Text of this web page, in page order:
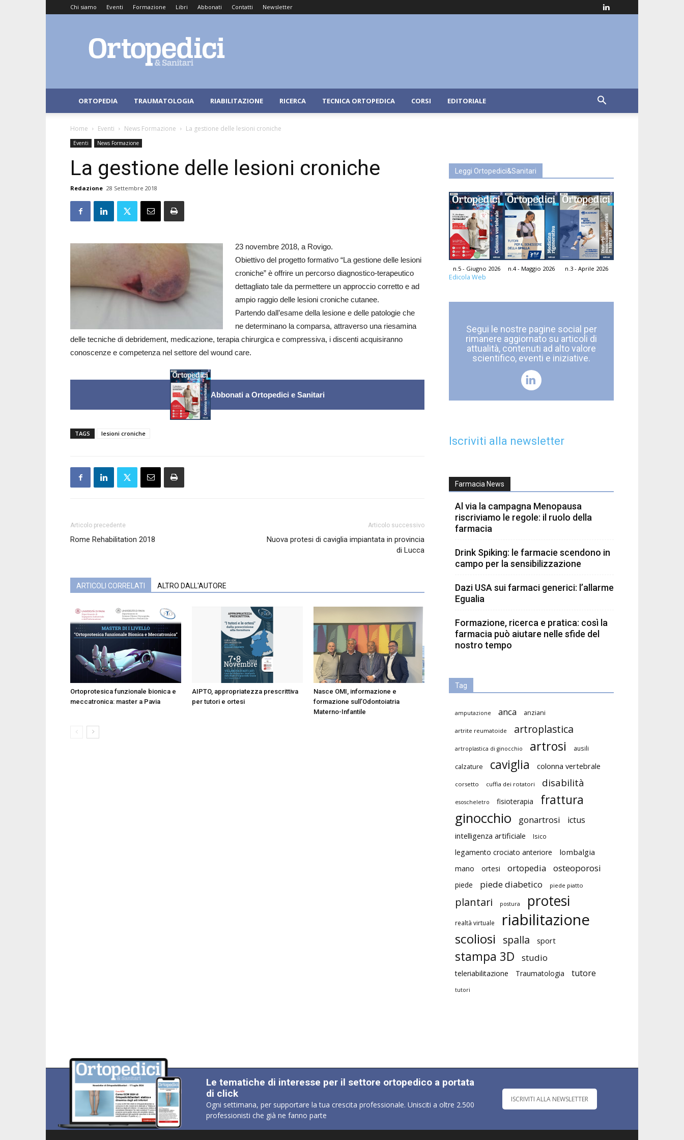
Chi siamo Eventi Formazione Libri Abbonati Contatti Newsletter
e
Sanitari
ORTOPEDIA TRAUMATOLOGIA RIABILITAZIONE RICERCA TECNICA ORTOPEDICA CORSI EDITORIALE
Home Eventi News Formazione La gestione delle lesioni croniche
Eventi News Formazione
La gestione delle lesioni croniche
Redazione 28 Settembre 2018
23 novembre 2018, a Rovigo.
Obiettivo del progetto formativo “La gestione delle lesioni
croniche” è offrire un percorso diagnostico-terapeutico
dettagliato tale da permettere un approccio corretto e ad
ampio raggio delle lesioni croniche cutanee.
Partendo dall’esame della lesione e delle patologie che
ne determinano la comparsa, attraverso una riesamina
delle tecniche di debridement, medicazione, terapia chirurgica e compressiva, i discenti acquisiranno
conoscenze e competenza nel settore del wound care.
Abbonati a Ortopedici e Sanitari
TAGS lesioni croniche
Articolo precedente
Rome Rehabilitation 2018
Articolo successivo
Nuova protesi di caviglia impiantata in provincia
di Lucca
ARTICOLI CORRELATI ALTRO DALL'AUTORE
Ortoprotesica funzionale bionica e
meccatronica: master a Pavia
AIPTO, appropriatezza prescrittiva
per tutori e ortesi
Nasce OMI, informazione e
formazione sull’Odontoiatria
Materno-Infantile
Leggi Ortopedici&Sanitari
n.5 - Giugno 2026 n.4 - Maggio 2026 n.3 - Aprile 2026
Edicola Web
Segui le nostre pagine social per
rimanere aggiornato su articoli di
attualità, contenuti ad alto valore
scientifico, eventi e iniziative.
Iscriviti alla newsletter
Farmacia News
Al via la campagna Menopausa
riscriviamo le regole: il ruolo della
farmacia
Drink Spiking: le farmacie scendono in
campo per la sensibilizzazione
Dazi USA sui farmaci generici: l’allarme
Egualia
Formazione, ricerca e pratica: così la
farmacia può aiutare nelle sfide del
nostro tempo
Tag
amputazione anca anziani
artrite reumatoide artroplastica
artroplastica di ginocchio artrosi ausili
calzature caviglia colonna vertebrale
corsetto cuffia dei rotatori disabilità
esoscheletro fisioterapia frattura
ginocchio gonartrosi ictus
intelligenza artificiale Isico
legamento crociato anteriore lombalgia
mano ortesi ortopedia osteoporosi
piede piede diabetico piede piatto
plantari postura protesi
realtà virtuale riabilitazione
scoliosi spalla sport
stampa 3D studio
teleriabilitazione Traumatologia tutore
tutori
Le tematiche di interesse per il settore ortopedico a portata
di click
Ogni settimana, per supportare la tua crescita professionale. Unisciti a oltre 2.500
professionisti che già ne fanno parte
ISCRIVITI ALLA NEWSLETTER